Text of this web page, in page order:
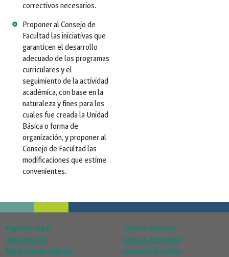
correctivos necesarios.
Proponer al Consejo de
Facultad las iniciativas que
garanticen el desarrollo
adecuado de los programas
curriculares y el
seguimiento de la actividad
académica, con base en la
naturaleza y fines para los
cuales fue creada la Unidad
Básica o forma de
organización, y proponer al
Consejo de Facultad las
modificaciones que estime
convenientes.
Régimen Legal
Contratación
Rendición de cuentas
Talento Humano
Ofertas de Empleo
Concurso Docente